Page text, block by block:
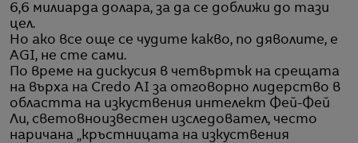
6,6 милиарда долара, за да се доближи до тази
цел.
Но ако все още се чудите какво, по дяволите, е
AGI, не сте сами.
По време на дискусия в четвъртък на срещата
на върха на Credo AI за отговорно лидерство в
областта на изкуствения интелект Фей-Фей
Ли, световноизвестен изследовател, често
наричанa „кръстницата на изкуствения